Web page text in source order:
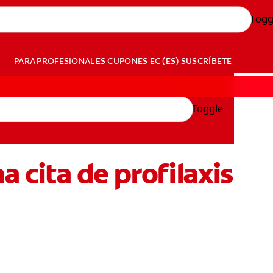
PARA PROFESIONALESCUPONES EC (ES) SUSCRÍBETE
Toggle
cita de profilaxis